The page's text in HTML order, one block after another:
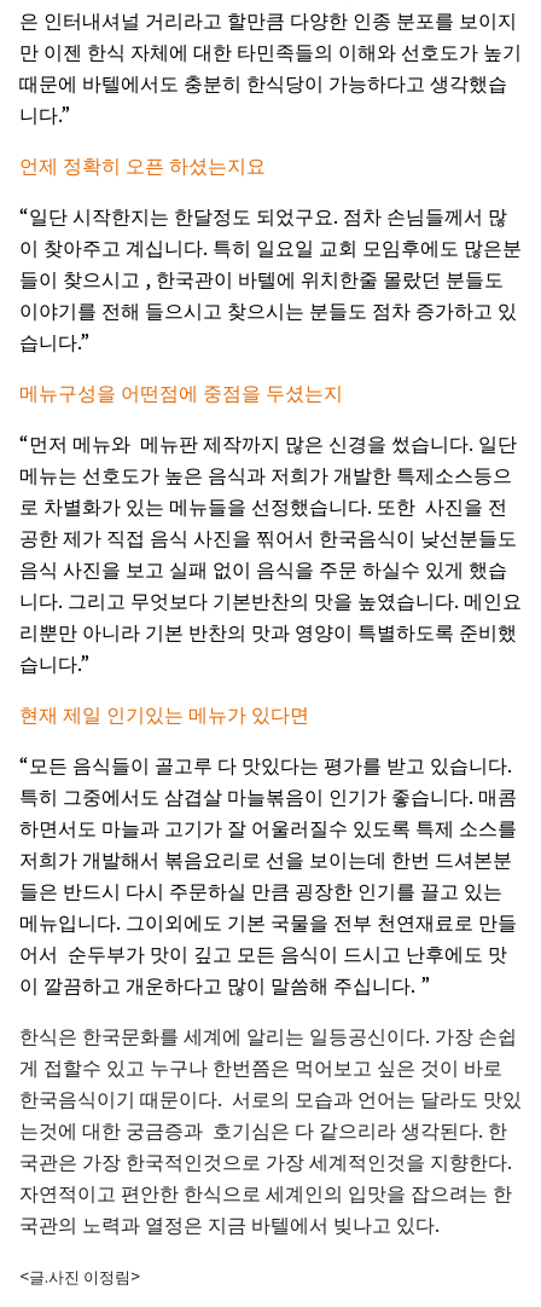
은 인터내셔널 거리라고 할만큼 다양한 인종 분포를 보이지
만 이젠 한식 자체에 대한 타민족들의 이해와 선호도가 높기
때문에 바텔에서도 충분히 한식당이 가능하다고 생각했습
니다.”
언제 정확히 오픈 하셨는지요
“일단 시작한지는 한달정도 되었구요. 점차 손님들께서 많
이
찾아주고 계십니다. 특히 일요일 교회 모임후에도 많은분
들이
찾으시고 , 한국관이 바텔에 위치한줄 몰랐던 분들도
이야기를 전해 들으시고 찾으시는 분들도 점차 증가하고 있
습니다.”
메뉴구성을 어떤점에 중점을 두셨는지
“먼저 메뉴와 메뉴판 제작까지 많은 신경을 썼습니다. 일단
메뉴는 선호도가 높은 음식과 저희가 개발한 특제소스등으
로 차별화가 있는 메뉴들을 선정했습니다. 또한 사진을 전
공한 제가 직접 음식 사진을 찎어서 한국음식이
낮선분들도
음식 사진을 보고 실패 없이 음식을 주문 하실수 있게 했습
니다. 그리고 무엇보다 기본반찬의 맛을 높였습니다. 메인요
리뿐만 아니라 기본 반찬의 맛과 영양이 특별하도록 준비했
습니다.”
현재 제일 인기있는 메뉴가 있다면
“ 모든 음식들이 골고루 다 맛있다는 평가를 받고 있습니다.
특히 그중에서도 삼겹살 마늘볶음이 인기가 좋습니다. 매콤
하면서도 마늘과 고기가 잘 어울러질수 있도록 특제 소스를
저희가 개발해서 볶음요리로 선을 보이는데 한번 드셔본분
들은 반드시 다시 주문하실 만큼 굉장한 인기를 끌고 있는
메뉴입니다. 그이외에도 기본 국물을 전부 천연재료로 만들
어서
순두부가 맛이 깊고 모든 음식이 드시고 난후에도 맛
이
깔끔하고 개운하다고 많이 말씀해 주십니다. ”
한식은 한국문화를 세계에 알리는 일등공신이다. 가장 손쉽
게 접할수 있고 누구나 한번쯤은 먹어보고 싶은 것이
바로
한국음식이기
때문이다. 서로의 모습과 언어는 달라도 맛있
는것에 대한 궁금증과 호기심은 다 같으리라 생각된다. 한
국관은 가장 한국적인것으로 가장 세계적인것을 지향한다.
자연적이고 편안한 한식으로 세계인의 입맛을 잡으려는 한
국관의
노력과 열정은 지금 바텔에서 빚나고 있다.
<글.사진 이정림 >